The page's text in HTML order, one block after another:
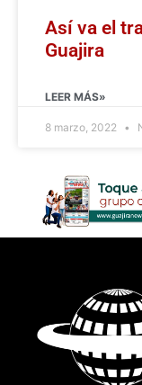
Así va el
Guajira
LEER MÁS»
8 marzo, 2022